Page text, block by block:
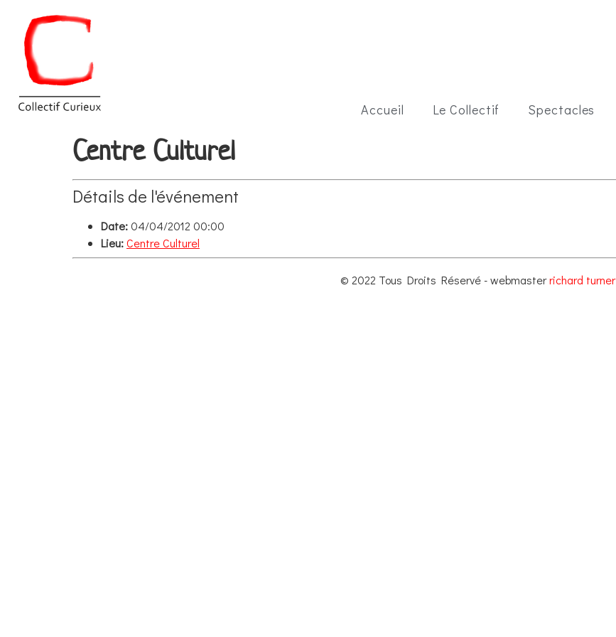
Accueil Le Collectif Spectacles
Centre Culturel
Détails de l'événement
Date:04/04/2012 00:00
Lieu:Centre Culturel
© 2022 Tous Droits Réservé - webmasterrichard turner